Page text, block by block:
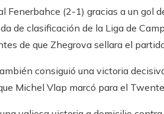
Fenerbahce (2-1) gracias a un gol
de clasificación de la Liga de
de que Zhegrova sellara el
consiguió una victoria
Michel Vlap marcó para el